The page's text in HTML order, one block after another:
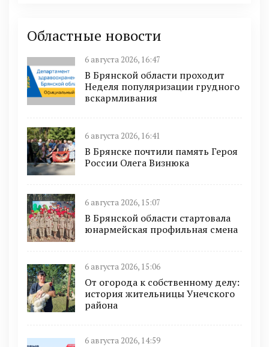
Областные новости
6 августа 2026, 16:47
В Брянской области проходит
Неделя популяризации грудного
вскармливания
6 августа 2026, 16:41
В Брянске почтили память Героя
России Олега Визнюка
6 августа 2026, 15:07
В Брянской области стартовала
юнармейская профильная смена
6 августа 2026, 15:06
От огорода к собственному делу:
история жительницы Унечского
района
6 августа 2026, 14:59